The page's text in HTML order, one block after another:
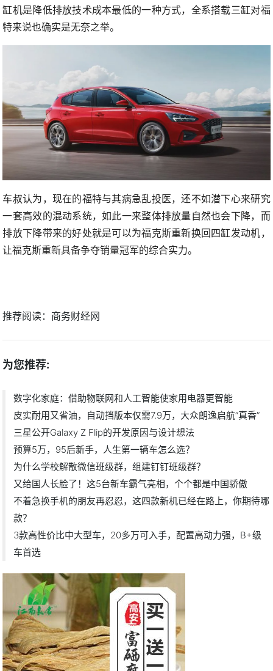
缸机是降低排放技术成本最低的一种方式，全系搭载三缸对福
特来说也确实是无奈之举。
车叔认为，现在的福特与其病急乱投医，还不如潜下心来研究
一套高效的混动系统，如此一来整体排放量自然也会下降，而
排放下降带来的好处就是可以为福克斯重新换回四缸发动机，
让福克斯重新具备争夺销量冠军的综合实力。
推荐阅读： 商务财经网
为您推荐:
数字化家庭：借助物联网和人工智能使家用电器更智能
皮实耐用又省油，自动挡版本仅需7.9万，大众朗逸启航“真香”
三星公开Galaxy Z Flip的开发原因与设计想法
预算5万，95后新手，人生第一辆车怎么选？
为什么学校解散微信班级群，组建钉钉班级群？
又给国人长脸了！这5台新车霸气亮相，个个都是中国骄傲
不着急换手机的朋友再忍忍，这四款新机已经在路上，你期待哪
款？
3款高性价比中大型车，20多万可入手，配置高动力强，B+级
车首选